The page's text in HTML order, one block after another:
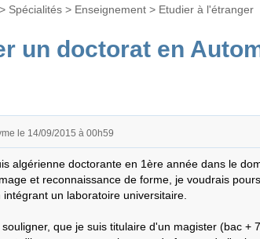
Spécialités> Enseignement> Etudier à l'étranger
un doctorat en
le 14/09/2015 à 00h59
algérienne doctorante en 1ère année dans le
et reconnaissance de forme, je voudrais
un laboratoire universitaire.
que je suis titulaire d'un magister (bac +